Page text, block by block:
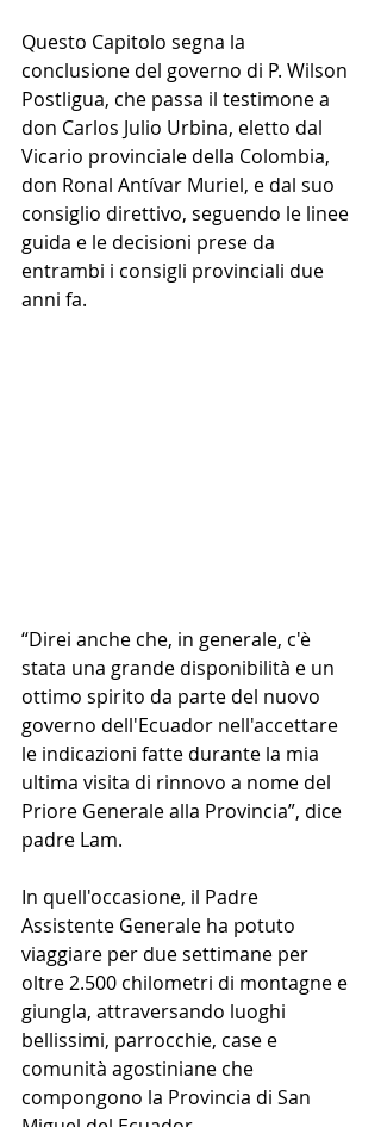
Questo Capitolo segna la
conclusione del governo di P. Wilson
Postligua, che passa il testimone a
don Carlos Julio Urbina, eletto dal
Vicario provinciale della Colombia,
don Ronal Antívar Muriel, e dal suo
consiglio direttivo, seguendo le linee
guida e le decisioni prese da
entrambi i consigli provinciali due
anni fa.
“Direi anche che, in generale, c'è
stata una grande disponibilità e un
ottimo spirito da parte del nuovo
governo dell'Ecuador nell'accettare
le indicazioni fatte durante la mia
ultima visita di rinnovo a nome del
Priore Generale alla Provincia”, dice
padre Lam.
In quell'occasione, il Padre
Assistente Generale ha potuto
viaggiare per due settimane per
oltre 2.500 chilometri di montagne e
giungla, attraversando luoghi
bellissimi, parrocchie, case e
comunità agostiniane che
compongono la Provincia di San